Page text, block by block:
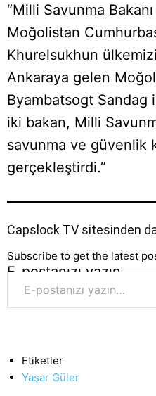
“Milli Savunma
Moğolistan
Khurelsukhun
Ankaraya gelen
Byambatsogt Sandag
iki bakan, Milli
savunma ve güvenlik
gerçekleştirdi.”
Capslock TV sitesinden
Subscribe to get the latest
E-postanızı yazın…
Etiketler
Yaşar Güler